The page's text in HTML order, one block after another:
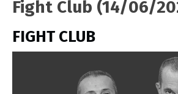
Fight Club (14/06/
FIGHT CLUB